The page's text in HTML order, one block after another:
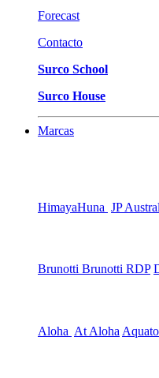
Forecast
Contacto
Surco School
Surco House
Marcas
HimayaHuna JP
Brunotti Brunotti RDP
Aloha At Aloha